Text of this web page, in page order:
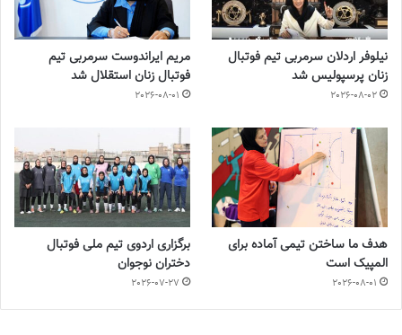
نیلوفر اردلان سرمربی تیم فوتبال
زنان پرسپولیس شد
2026-08-02
مریم ایراندوست سرمربی تیم
فوتبال زنان استقلال شد
2026-08-01
هدف ما ساختن تیمی آماده برای
المپیک است
2026-08-01
برگزاری اردوی تیم ملی فوتبال
دختران نوجوان
2026-07-27